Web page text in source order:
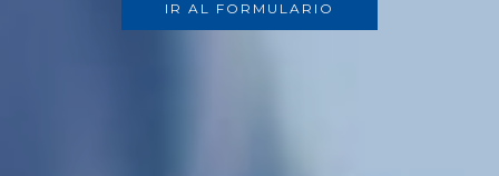
IR AL FORMULARIO